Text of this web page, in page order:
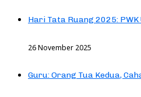
Hari Tata Ruang 2025:
26 November 2025
Guru: Orang Tua Kedua,